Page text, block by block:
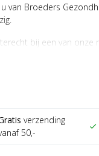
Broeders
bij een van onze
verzending
50,-
check